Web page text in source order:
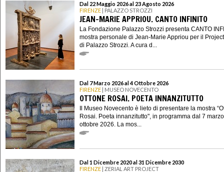
Dal 22 Maggio 2026 al 23 Agosto 2026
FIRENZE | PALAZZO STROZZI
JEAN-MARIE APPRIOU. CANTO INFINITO
La Fondazione Palazzo Strozzi presenta CANTO
mostra personale di Jean-Marie Appriou per il
di Palazzo Strozzi. A cura d...
Dal 7 Marzo 2026 al 4 Ottobre 2026
FIRENZE | MUSEO NOVECENTO
OTTONE ROSAI. POETA INNANZITUTTO
Il Museo Novecento è lieto di presentare la mostra
Rosai. Poeta innanzitutto", in programma dal 7
ottobre 2026. La mos...
Dal 1 Dicembre 2020 al 31 Dicembre 2030
FIRENZE | ZERIAL ART PROJECT